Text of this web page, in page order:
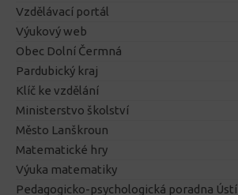
Vzdělávací portál
Výukový web
Obec Dolní Čermná
Pardubický kraj
Klíč ke vzdělání
Ministerstvo školství
Město Lanškroun
Matematické hry
Výuka matematiky
Pedagogicko-psychologická poradna Ústí